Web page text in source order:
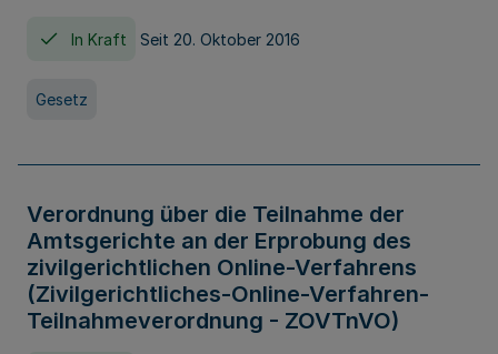
In Kraft Seit 20. Oktober 2016
Gesetz
Verordnung über die Teilnahme der
Amtsgerichte an der Erprobung des
zivilgerichtlichen Online-Verfahrens
(Zivilgerichtliches-Online-Verfahren-
Teilnahmeverordnung - ZOVTnVO)